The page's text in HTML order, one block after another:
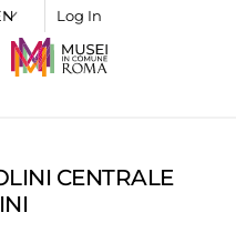
Log In
CENTRALE